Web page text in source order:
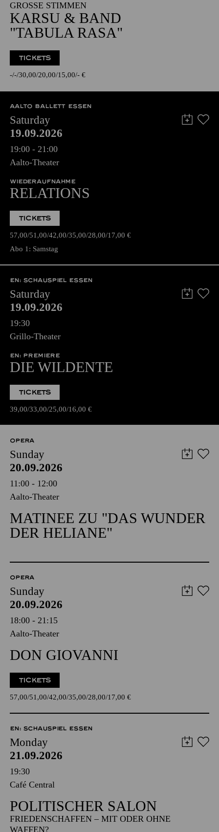
GROSSE STIMMEN
KARSU & BAND
"TABULA RASA"
TICKETS
- - 30,00 20,00 15,00 - €
AALTO BALLETT ESSEN
Saturday
19.09.2026
19:00 - 21:00
Aalto-Theater
WIEDERAUFNAHME
RELATIONS
TICKETS
57,00 51,00 42,00 35,00 28,00 17,00 €
Abo 1: Samstag
EN: SCHAUSPIEL ESSEN
Saturday
19.09.2026
19:30
Grillo-Theater
EN: PREMIERE
DIE WILDENTE
TICKETS
39,00 33,00 25,00 16,00 €
OPERA
Sunday
20.09.2026
11:00 - 12:00
Aalto-Theater
MATINEE ZU "DAS WUNDER
DER HELIANE"
OPERA
Sunday
20.09.2026
18:00 - 21:15
Aalto-Theater
DON GIOVANNI
TICKETS
57,00 51,00 42,00 35,00 28,00 17,00 €
EN: SCHAUSPIEL ESSEN
Monday
21.09.2026
19:30
Café Central
POLITISCHER SALON
FRIEDENSCHAFFEN – MIT ODER OHNE
WAFFEN?